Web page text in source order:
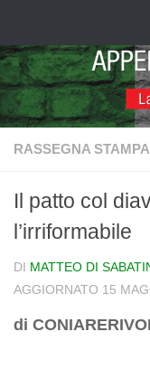
RASSEGNA STAMPA
Il patto col
l’irriformabile
DI MATTEO DI
AGGIORNATO 15
di